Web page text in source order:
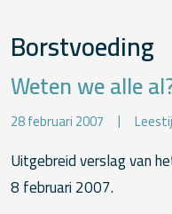
Borstvoeding
Weten we alle
28 februari 2007
Uitgebreid verslag van
8 februari 2007.